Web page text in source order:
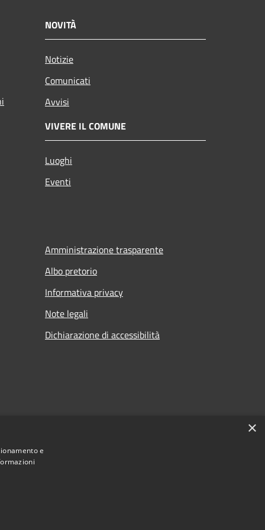
NOVITÀ
Notizie
Comunicati
Avvisi
VIVERE IL COMUNE
Luoghi
Eventi
Amministrazione trasparente
Albo pretorio
Informativa privacy
Note legali
Dichiarazione di accessibilità
×
e